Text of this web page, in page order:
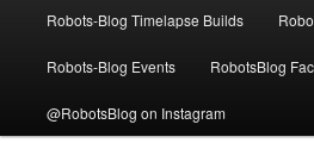
Robots-Blog Timelapse Builds
Robots-Blog Events RobotsBlog
@RobotsBlog on Instagram